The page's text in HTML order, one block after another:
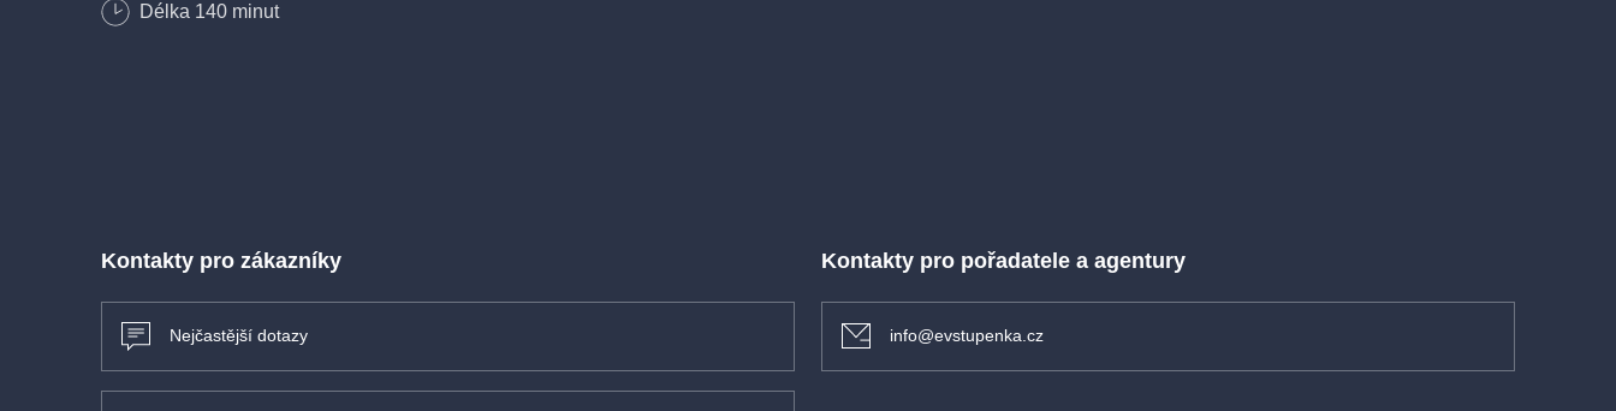
Pet friendly:Vaši čtyřnozí parťáci jsou u nás vítáni (s vodítkem a ohleduplností
Délka 140 minut
Kontakty pro zákazníky
Nejčastější dotazy
Kontakty pro pořadatele a agentury
info@evstupenka.cz